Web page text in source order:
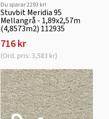
Du sparar 2293 kr!
Stuvbit Meridia 95
Mellangrå - 1,89x2,57m
(4,8573m2) 112935
716 kr
(Ord. pris: 3,583 kr)